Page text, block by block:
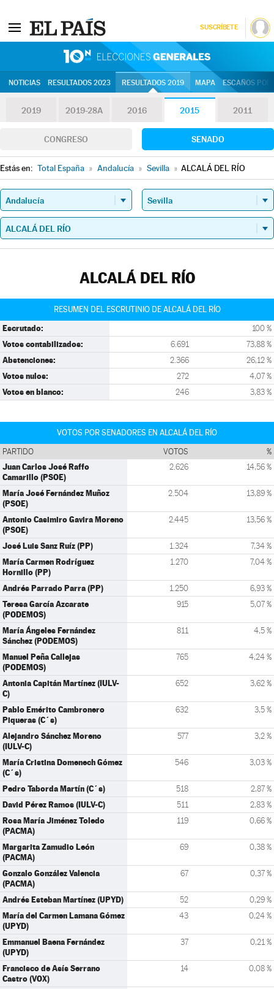
SUSCRÍBETE
NOTICIAS RESULTADOS 2023 RESULTADOS 2019 MAPA ESCAÑOS
2019 2019-28A 2016 2015 2011
CONGRESO SENADO
Estás en: Total España » Andalucía » Sevilla » ALCALÁ DEL RÍO
ALCALÁ DEL RÍO
RESUMEN DEL ESCRUTINIO DE ALCALÁ DEL RÍO
Escrutado: 100 %
Votos contabilizados: 6.691 73,88 %
Abstenciones: 2.366 26,12 %
Votos nulos: 272 4,07 %
Votos en blanco: 246 3,83 %
VOTOS POR SENADORES EN ALCALÁ DEL RÍO
PARTIDO VOTOS %
Juan Carlos José Raffo
Camarillo (PSOE)
2.626 14,56 %
María José Fernández Muñoz
(PSOE)
2.504 13,89 %
Antonio Casimiro Gavira Moreno
(PSOE)
2.445 13,56 %
José Luis Sanz Ruíz (PP) 1.324 7,34 %
María Carmen Rodríguez
Hornillo (PP)
1.270 7,04 %
Andrés Parrado Parra (PP) 1.250 6,93 %
Teresa García Azcarate
(PODEMOS)
915 5,07 %
María Ángeles Fernández
Sánchez (PODEMOS)
811 4,5 %
Manuel Peña Callejas
(PODEMOS)
765 4,24 %
Antonia Capitán Martínez (IULV-
C)
652 3,62 %
Pablo Emérito Cambronero
Piqueras (C´s)
632 3,5 %
Alejandro Sánchez Moreno
(IULV-C)
577 3,2 %
María Cristina Domenech Gómez
(C´s)
546 3,03 %
Pedro Taborda Martín (C´s) 518 2,87 %
David Pérez Ramos (IULV-C) 511 2,83 %
Rosa María Jiménez Toledo
(PACMA)
119 0,66 %
Margarita Zamudio León
(PACMA)
69 0,38 %
Gonzalo González Valencia
(PACMA)
67 0,37 %
Andrés Esteban Martínez (UPYD) 52 0,29 %
María del Carmen Lamana Gómez
(UPYD)
43 0,24 %
Emmanuel Baena Fernández
(UPYD)
37 0,21 %
Francisco de Asís Serrano
Castro (VOX)
14 0,08 %